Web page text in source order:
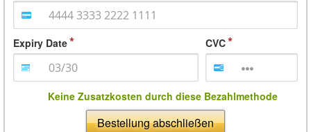
Expiry Date CVC
Keine Zusatzkosten durch diese Bezahlmethode
Bestellung abschließen